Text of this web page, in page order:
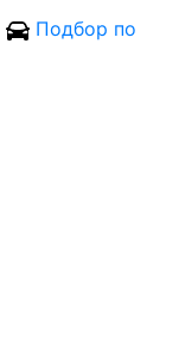
Подбор по